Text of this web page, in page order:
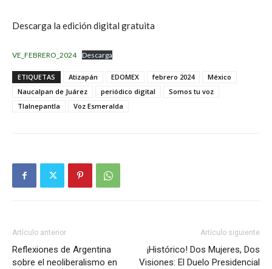
Descarga la edición digital gratuita
VE_FEBRERO_2024 Descarga
ETIQUETAS Atizapán EDOMEX febrero 2024
México
Naucalpan de Juárez
periódico digital
Somos tu voz
Tlalnepantla
Voz Esmeralda
Artículo anterior
Reflexiones de Argentina
sobre el neoliberalismo en
Artículo siguiente
¡Histórico! Dos Mujeres, Dos
Visiones: El Duelo Presidencial